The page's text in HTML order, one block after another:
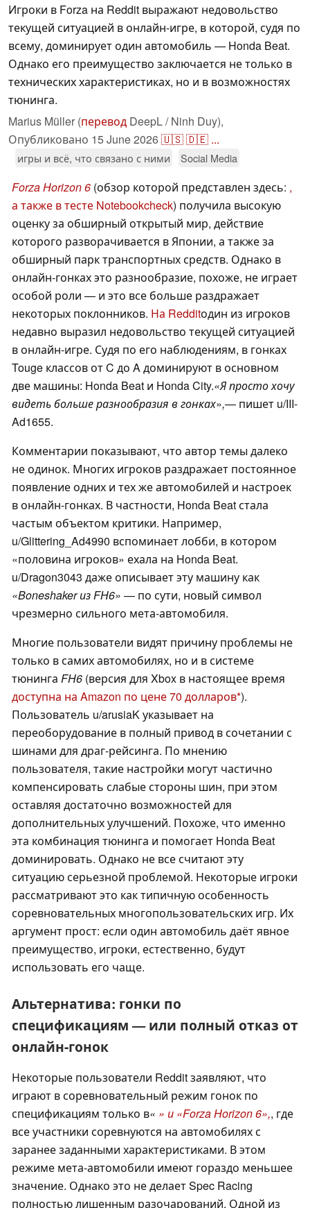
Игроки в Forza на Reddit выражают недовольство
текущей ситуацией в онлайн-игре, в которой, судя по
всему, доминирует один автомобиль — Honda Beat.
Однако его преимущество заключается не только в
технических характеристиках, но и в возможностях
тюнинга.
Marius Müller (перевод DeepL / Ninh Duy),
Опубликовано 15 June 2026🇺🇸🇩🇪 ...
игры и всё, что связано с ними Social Media
Forza Horizon 6 (обзор которой представлен здесь: ,
а также в тесте Notebookcheck) получила высокую
оценку за обширный открытый мир, действие
которого разворачивается в Японии, а также за
обширный парк транспортных средств. Однако в
онлайн-гонках это разнообразие, похоже, не играет
особой роли — и это все больше раздражает
некоторых поклонников. На Redditодин из игроков
недавно выразил недовольство текущей ситуацией
в онлайн-игре. Судя по его наблюдениям, в гонках
Touge классов от C до A доминируют в основном
две машины: Honda Beat и Honda City.«Я просто хочу
видеть больше разнообразия в гонках»,— пишет u/III-
Ad1655.
Комментарии показывают, что автор темы далеко
не одинок. Многих игроков раздражает постоянное
появление одних и тех же автомобилей и настроек
в онлайн-гонках. В частности, Honda Beat стала
частым объектом критики. Например,
u/Glittering_Ad4990 вспоминает лобби, в котором
«половина игроков» ехала на Honda Beat.
u/Dragon3043 даже описывает эту машину как
«Boneshaker из FH6» — по сути, новый символ
чрезмерно сильного мета-автомобиля.
Многие пользователи видят причину проблемы не
только в самих автомобилях, но и в системе
тюнинга FH6 (версия для Xbox в настоящее время
доступна на Amazon по цене 70 долларов ).
Пользователь u/arusiaK указывает на
переоборудование в полный привод в сочетании с
шинами для драг-рейсинга. По мнению
пользователя, такие настройки могут частично
компенсировать слабые стороны шин, при этом
оставляя достаточно возможностей для
дополнительных улучшений. Похоже, что именно
эта комбинация тюнинга и помогает Honda Beat
доминировать. Однако не все считают эту
ситуацию серьезной проблемой. Некоторые игроки
рассматривают это как типичную особенность
соревновательных многопользовательских игр. Их
аргумент прост: если один автомобиль даёт явное
преимущество, игроки, естественно, будут
использовать его чаще.
Альтернатива: гонки по
спецификациям — или полный отказ от
онлайн-гонок
Некоторые пользователи Reddit заявляют, что
играют в соревновательный режим гонок по
спецификациям только в« » и «Forza Horizon 6»,, где
все участники соревнуются на автомобилях с
заранее заданными характеристиками. В этом
режиме мета-автомобили имеют гораздо меньшее
значение. Однако это не делает Spec Racing
полностью лишенным разочарований. Одной из